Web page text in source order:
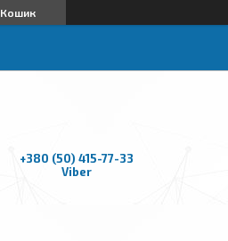
Кошик
+380 (50) 415-77-33
Viber